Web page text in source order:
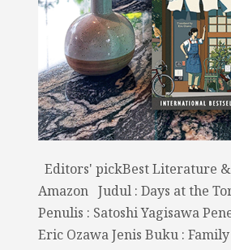
Editors' pickBest Literature
Amazon Judul : Days at the
Penulis : Satoshi Yagisawa
Eric Ozawa Jenis Buku :